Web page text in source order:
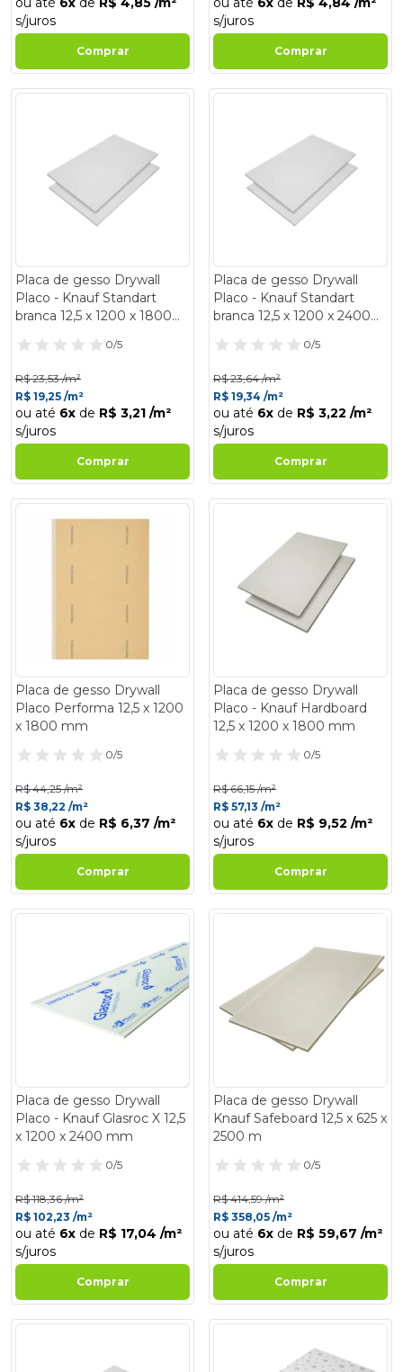
s/juros
Comprar
s/juros
Comprar
Placa de gesso Drywall
Placo - Knauf Standart
branca 12,5 x 1200 x 1800
0/5
R$ 23,53 /m²
R$ 19,25 /m²
ou até 6x de R$ 3,21 /m²
s/juros
Comprar
Placa de gesso Drywall
Placo - Knauf Standart
branca 12,5 x 1200 x 2400
0/5
R$ 23,64 /m²
R$ 19,34 /m²
ou até 6x de R$ 3,22 /m²
s/juros
Comprar
Placa de gesso Drywall
Placo Performa 12,5 x 1200
x 1800 mm
0/5
R$ 44,25 /m²
R$ 38,22 /m²
ou até 6x de R$ 6,37 /m²
s/juros
Comprar
Placa de gesso Drywall
Placo - Knauf Hardboard
12,5 x 1200 x 1800 mm
0/5
R$ 66,15 /m²
R$ 57,13 /m²
ou até 6x de R$ 9,52 /m²
s/juros
Comprar
Placa de gesso Drywall
Placo - Knauf Glasroc X 12,5
x 1200 x 2400 mm
0/5
R$ 118,36 /m²
R$ 102,23 /m²
ou até 6x de R$ 17,04 /m²
s/juros
Comprar
Placa de gesso Drywall
Knauf Safeboard 12,5 x 625 x
2500 m
0/5
R$ 414,59 /m²
R$ 358,05 /m²
ou até 6x de R$ 59,67 /m²
s/juros
Comprar